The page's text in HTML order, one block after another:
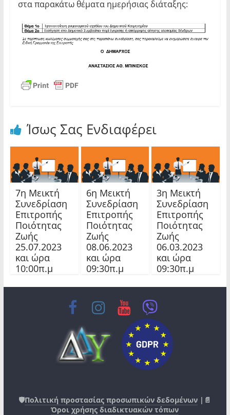
στα παρακάτω θέματα ημερήσιας διάταξης:
Ίσως Σας Ενδιαφέρει
7η Μεικτή
Συνεδρίαση
Επιτροπής
Ποιότητας
Ζωής
25.07.2023
και ώρα
10:00π.μ
6η Μεικτή
Συνεδρίαση
Επιτροπής
Ποιότητας
Ζωής
08.06.2023
και ώρα
09:30π.μ
3η Μεικτή
Συνεδρίαση
Επιτροπής
Ποιότητας
Ζωής
06.03.2023
και ώρα
09:30π.μ
🛡️Πολιτική προστασίας προσωπικών δεδομένων |📄
Όροι χρήσης διαδικτυακών τόπων